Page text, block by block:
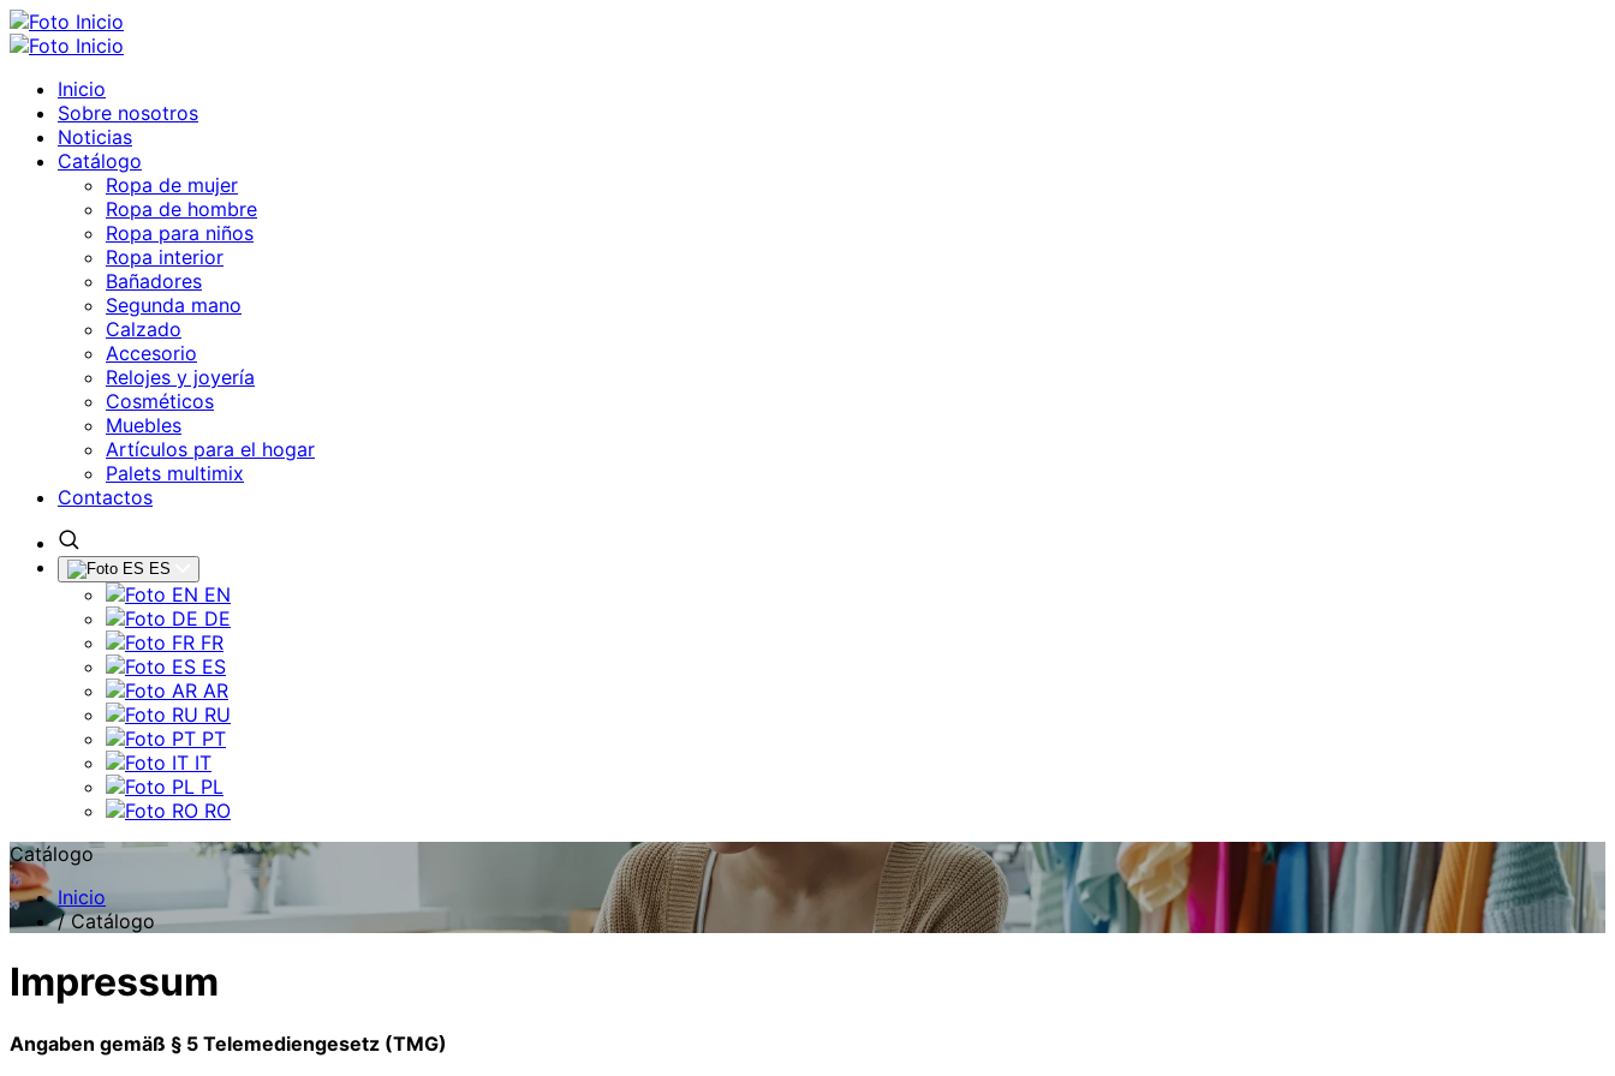
Inicio
Sobre nosotros
Noticias
Catálogo
Ropa de mujer
Ropa de hombre
Ropa para niños
Ropa interior
Bañadores
Segunda mano
Calzado
Accesorio
Relojes y joyería
Cosméticos
Muebles
Artículos para el hogar
Palets multimix
Contactos
ES
EN
DE
FR
ES
AR
RU
PT
IT
PL
RO
Catálogo
Inicio
/Catálogo
Impressum
Angaben gemäß § 5 Telemediengesetz (TMG)